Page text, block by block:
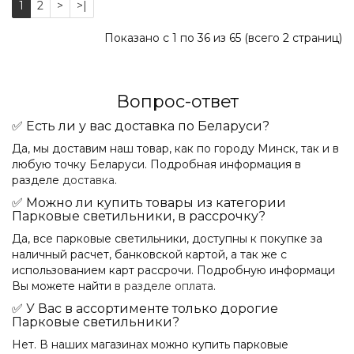
1 2 > >|
Показано с 1 по 36 из 65 (всего 2 страниц)
Вопрос-ответ
✅ Есть ли у вас доставка по Беларуси?
Да, мы доставим наш товар, как по городу Минск, так и в
любую точку Беларуси. Подробная информация в
разделе доставка.
✅ Можно ли купить товары из категории
Парковые светильники, в рассрочку?
Да, все парковые светильники, доступны к покупке за
наличный расчет, банковской картой, а так же с
использованием карт рассрочи. Подробную информаци
Вы можете найти в разделе оплата.
✅ У Вас в ассортименте только дорогие
Парковые светильники?
Нет. В наших магазинах можно купить парковые